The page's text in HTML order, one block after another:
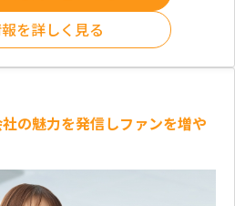
を詳しく見る
の魅力を発信しファンを増や